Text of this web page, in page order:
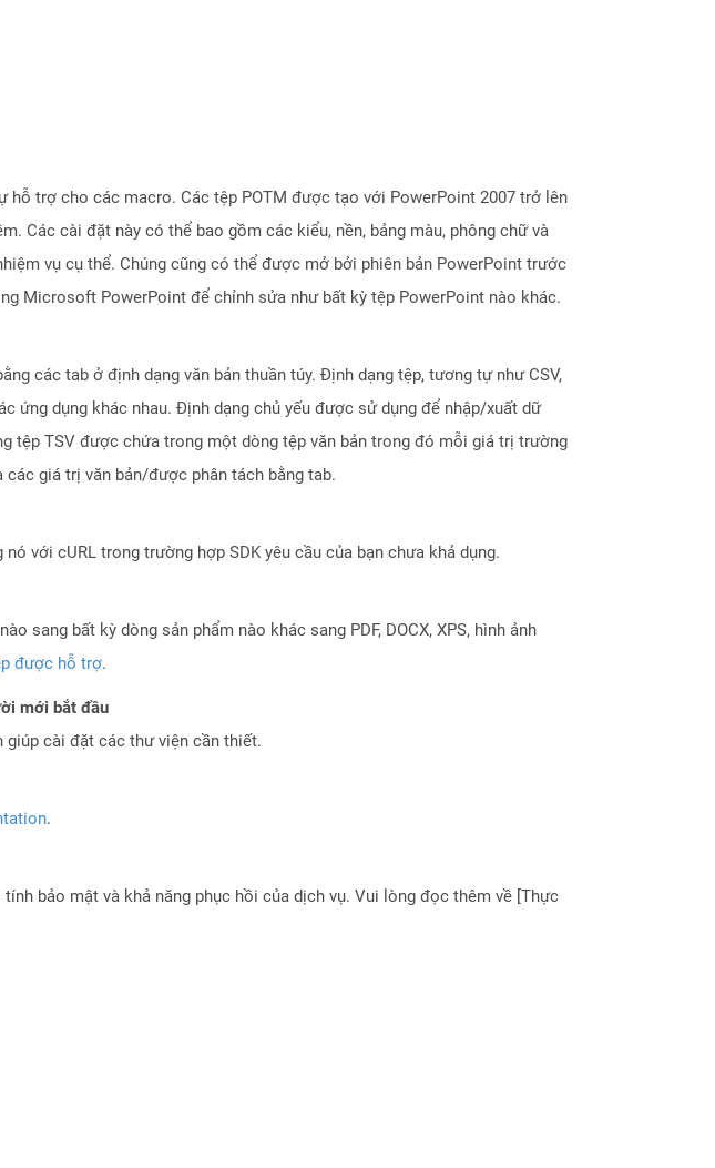
trợ cho các macro. Các tệp POTM được tạo với PowerPoint 2007 trở lên
Các cài đặt này có thể bao gồm các kiểu, nền, bảng màu, phông chữ và
vụ cụ thể. Chúng cũng có thể được mở bởi phiên bản PowerPoint trước
Microsoft PowerPoint để chỉnh sửa như bất kỳ tệp PowerPoint nào khác.
các tab ở định dạng văn bản thuần túy. Định dạng tệp, tương tự như CSV,
dụng khác nhau. Định dạng chủ yếu được sử dụng để nhập/xuất dữ
tệp TSV được chứa trong một dòng tệp văn bản trong đó mỗi giá trị trường
giá trị văn bản/được phân tách bằng tab.
với cURL trong trường hợp SDK yêu cầu của bạn chưa khả dụng.
sang bất kỳ dòng sản phẩm nào khác sang PDF, DOCX, XPS, hình ảnh
được hỗ trợ.
mới bắt đầu
giúp cài đặt các thư viện cần thiết.
.
bảo mật và khả năng phục hồi của dịch vụ. Vui lòng đọc thêm về [Thực